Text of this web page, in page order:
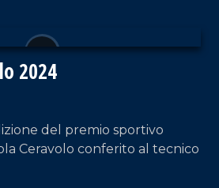
2024
del premio sportivo
Ceravolo conferito al tecnico